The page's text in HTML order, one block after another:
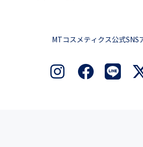
MTコスメティクス公式SNS